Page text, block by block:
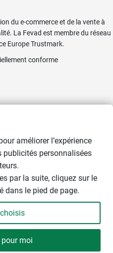
- +
du e-commerce et de la vente à
La Fevad est membre du réseau
Europe Trustmark.
conforme
améliorer l’expérience
publicités personnalisées
par la suite, cliquez sur le
dans le pied de page.
moi